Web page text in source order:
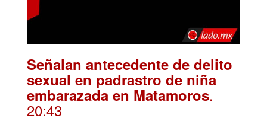
Señalan antecedente de delito
sexual en padrastro de niña
embarazada en Matamoros.
20:43